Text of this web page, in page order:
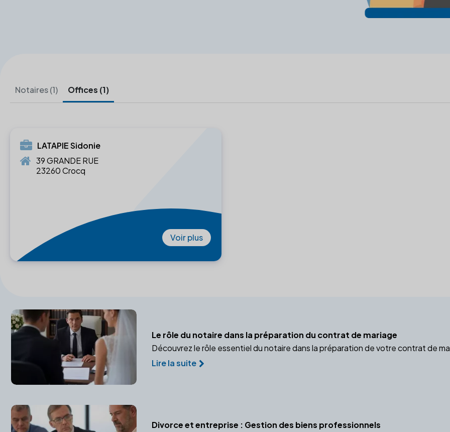
Notaires (1) Offices (1)
LATAPIE Sidonie
39 GRANDE RUE
23260 Crocq
Voir plus
Le rôle du notaire dans la préparation du contrat de mariage
Découvrez le rôle essentiel du notaire dans la préparation de votre contrat de
Lire la suite
Divorce et entreprise : Gestion des biens professionnels